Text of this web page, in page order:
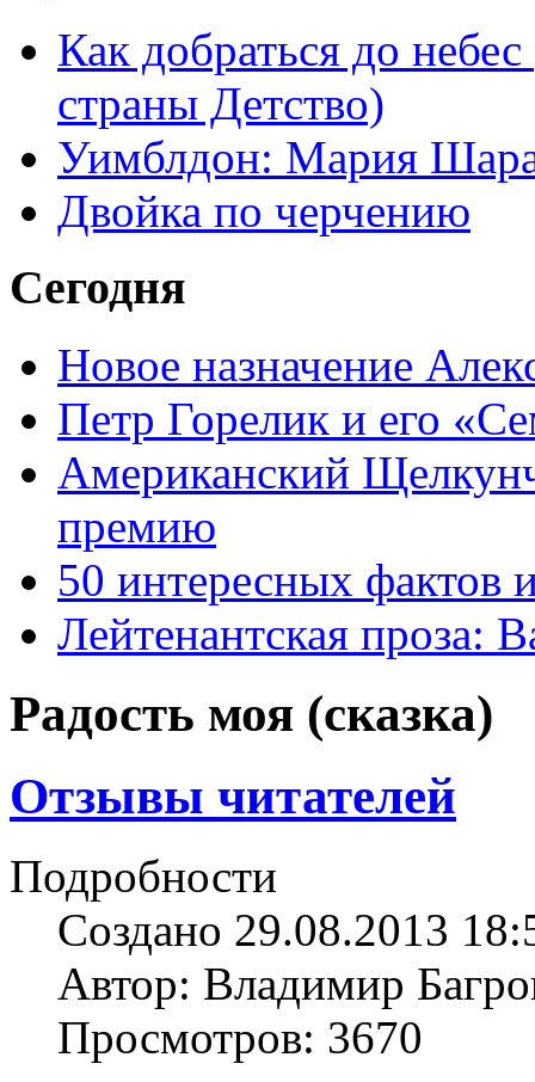
Как добраться до
страны Детство)
Уимблдон: Мария
Двойка по черчению
Сегодня
Новое назначение
Петр Горелик и его
Американский
премию
50 интересных фактов
Лейтенантская проза:
Радость моя (сказка)
Отзывы читателей
Подробности
Создано 29.08.2013
Автор: Владимир
Просмотров: 3670